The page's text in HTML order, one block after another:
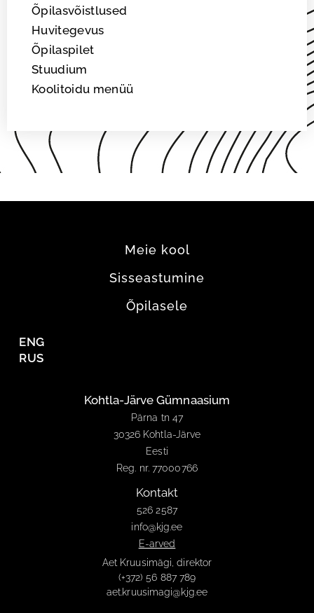
Õpilasvõistlused
Huvitegevus
Õpilaspilet
Stuudium
Koolitoidu menüü
Meie kool
Sisseastumine
Õpilasele
ENG
RUS
Kohtla-Järve Gümnaasium
Pärna tn 47
30326 Kohtla-Järve
Eesti
Reg. nr. 77000766
Kontakt
526 2587
info@kjg.ee
E-arved
Aet Kruusimägi, direktor
(+372) 56 887 789
aet.kruusimagi@kjg.ee